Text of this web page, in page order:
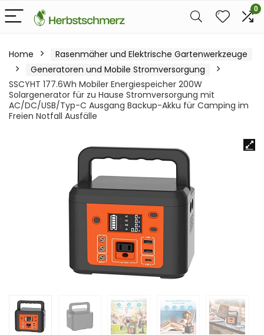
0
Home
Rasenmäher und Elektrische Gartenwerkzeuge
Generatoren und Mobile Stromversorgung
SSCYHT 177.6Wh Mobiler Energiespeicher 200W
Solargenerator für zu Hause Stromversorgung mit
AC/DC/USB/Typ-C Ausgang Backup-Akku für Camping im
Freien Notfall Ausfälle